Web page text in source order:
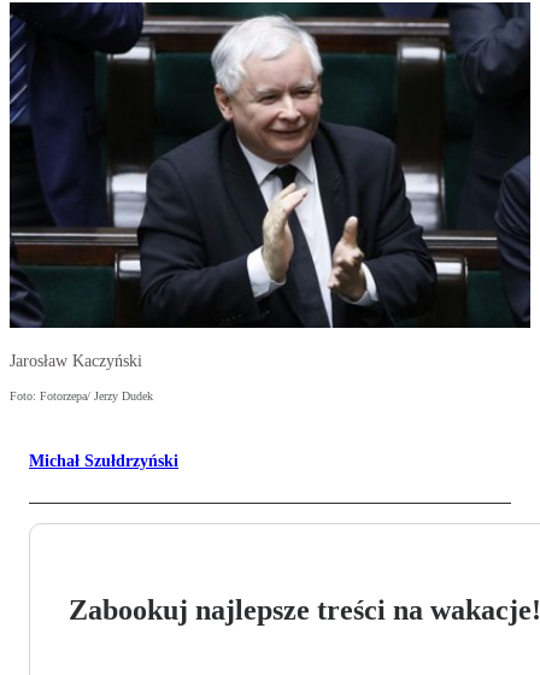
Jarosław Kaczyński
Foto: Fotorzepa/ Jerzy Dudek
Michał Szułdrzyński
Zabookuj najlepsze treści na wakacje!